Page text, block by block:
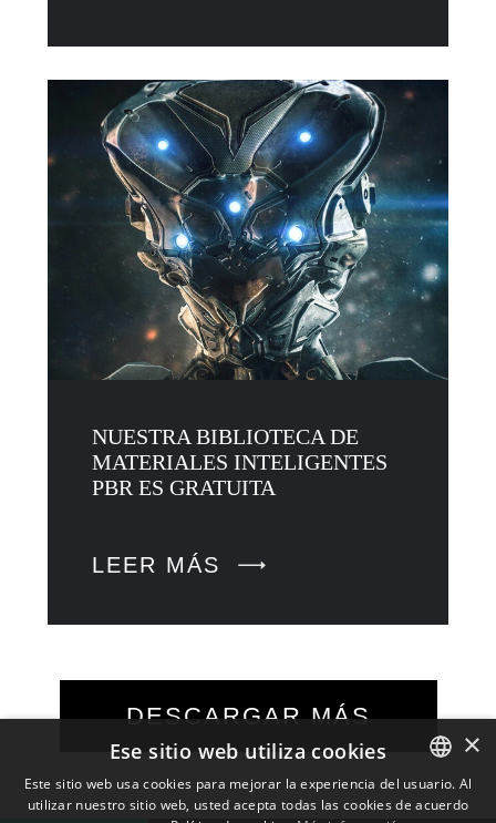
NUESTRA BIBLIOTECA DE
MATERIALES INTELIGENTES
PBR ES GRATUITA
LEER MÁS
DESCARGAR MÁS
ENGLISH
×
Ese sitio web utiliza cookies
Este sitio web usa cookies para mejorar la experiencia del usuario. Al
utilizar nuestro sitio web, usted acepta todas las cookies de acuerdo